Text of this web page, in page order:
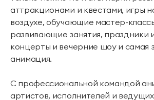
аттракционами и квестами, игры
воздухе, обучающие мастер-
развивающие занятия, праздники
концерты и вечерние шоу и самая
анимация.
С профессиональной командой
артистов, исполнителей и